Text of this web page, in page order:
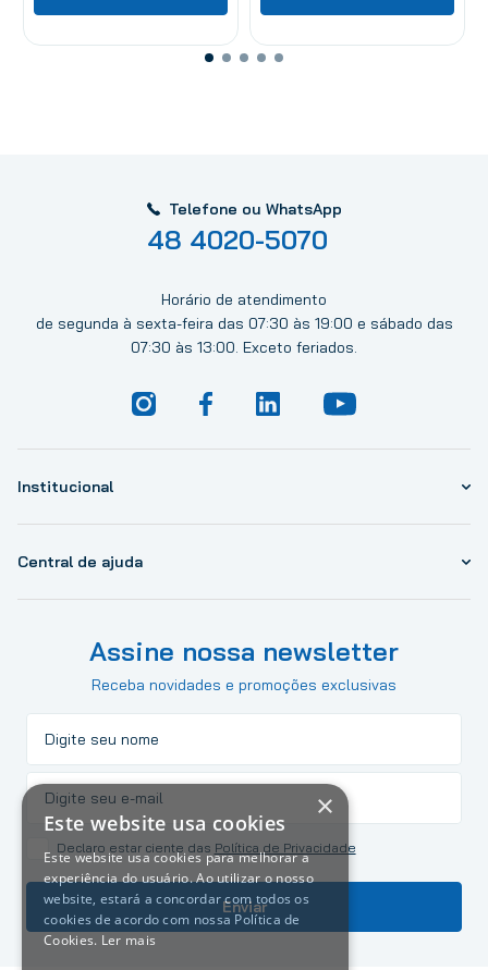
Telefone ou WhatsApp
48 4020-5070
Horário de atendimento
de segunda à sexta-feira das 07:30 às 19:00 e sábado das
07:30 às 13:00. Exceto feriados.
Institucional
Central de ajuda
Assine nossa newsletter
Receba novidades e promoções exclusivas
Declaro estar ciente das Política de Privacidade
Enviar
×
Este website usa cookies
Este website usa cookies para melhorar a
experiência do usuário. Ao utilizar o nosso
website, estará a concordar com todos os
cookies de acordo com nossa Política de
Cookies. Ler mais